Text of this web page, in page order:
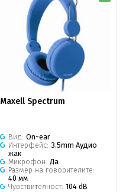
Maxell Spectrum
Вид: On-ear
Интерфейс: 3.5mm Аудио
жак
Микрофон: Да
Размер на говорителите:
40 мм
Чувствителност: 104 dB